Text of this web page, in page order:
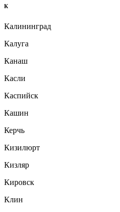
К
Калининград
Калуга
Канаш
Касли
Каспийск
Кашин
Керчь
Кизилюрт
Кизляр
Кировск
Клин